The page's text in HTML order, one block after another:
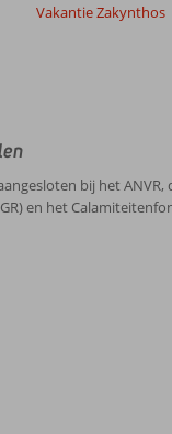
Vakantie Zakynthos
bij het
en het